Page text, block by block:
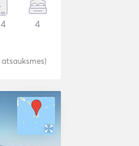
4 4
atsauksmes)